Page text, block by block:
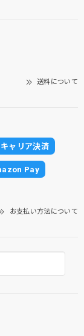
送料について
キャリア決済
Pay
お支払い方法について